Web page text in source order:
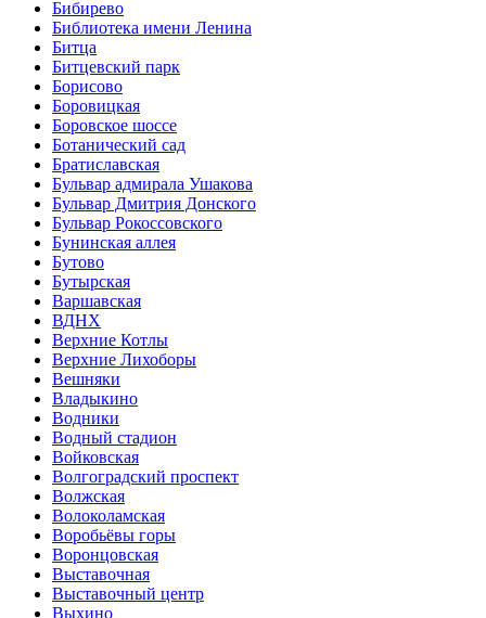
Бибирево
Библиотека имени Ленина
Битца
Битцевский парк
Борисово
Боровицкая
Боровское шоссе
Ботанический сад
Братиславская
Бульвар адмирала Ушакова
Бульвар Дмитрия Донского
Бульвар Рокоссовского
Бунинская аллея
Бутово
Бутырская
Варшавская
ВДНХ
Верхние Котлы
Верхние Лихоборы
Вешняки
Владыкино
Водники
Водный стадион
Войковская
Волгоградский проспект
Волжская
Волоколамская
Воробьёвы горы
Воронцовская
Выставочная
Выставочный центр
Выхино